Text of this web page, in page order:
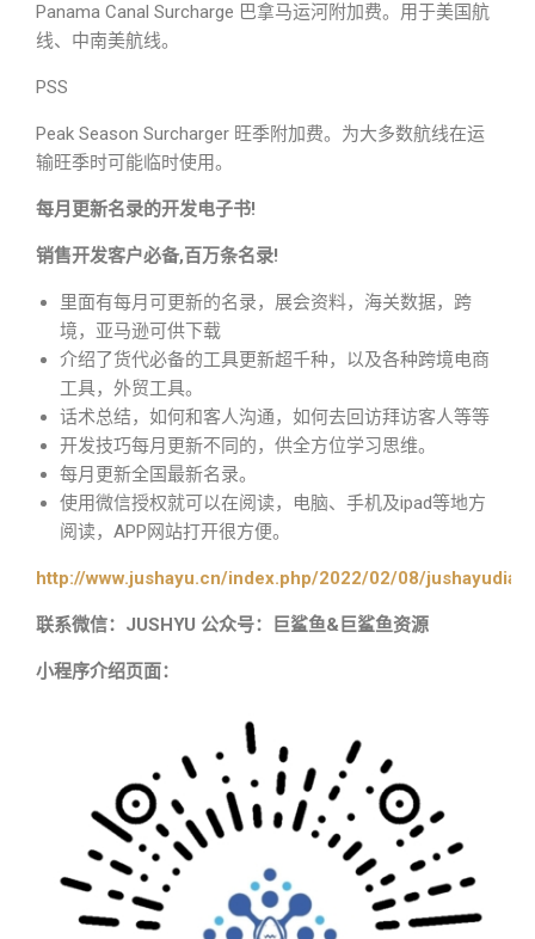
Panama Canal Surcharge 巴拿马运河附加费。用于美国航
线、中南美航线。
PSS
Peak Season Surcharger 旺季附加费。为大多数航线在运
输旺季时可能临时使用。
每月更新名录的开发电子书!
销售开发客户必备,百万条名录!
里面有每月可更新的名录，展会资料，海关数据，跨
境，亚马逊可供下载
介绍了货代必备的工具更新超千种，以及各种跨境电商
工具，外贸工具。
话术总结，如何和客人沟通，如何去回访拜访客人等等
开发技巧每月更新不同的，供全方位学习思维。
每月更新全国最新名录。
使用微信授权就可以在阅读，电脑、手机及ipad等地方
阅读，APP网站打开很方便。
http://www.jushayu.cn/index.php/2022/02/08/
联系微信：JUSHYU 公众号：巨鲨鱼&巨鲨鱼资源
小程序介绍页面：